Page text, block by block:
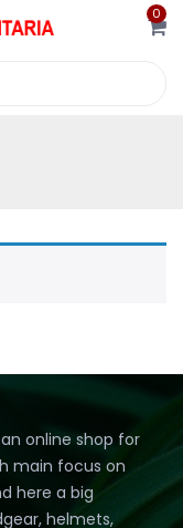
0
online shop for
main focus on
here a big
helmets,